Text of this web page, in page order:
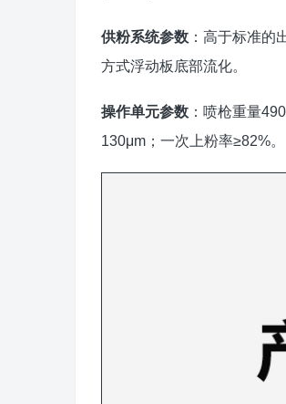
供粉系统参数 ：高于标准的
方式浮动板底部流化。
操作单元参数 ：喷枪重量
130μm；一次上粉率≥82%。